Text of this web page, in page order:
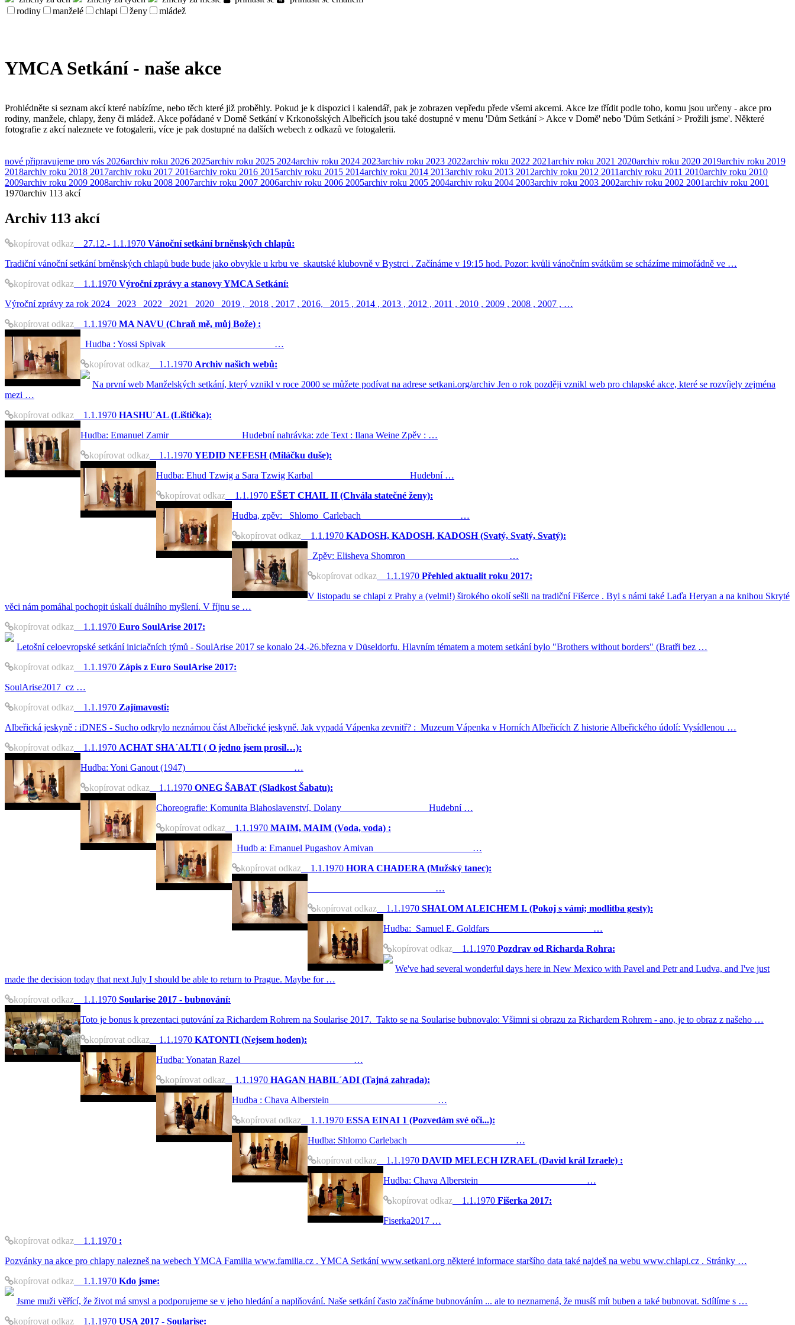
rodiny
manželé chlapi ženy mládež
YMCA Setkání - naše akce
Prohlédněte si seznam akcí které nabízíme, nebo těch které již proběhly. Pokud je k dispozici i kalendář, pak je zobrazen vepředu přede všemi akcemi. Akce lze třídit podle toho, komu jsou určeny - akce pro
rodiny, manžele, chlapy, ženy či mládež. Akce pořádané v Domě Setkání v Krkonošských Albeřicích jsou také dostupné v menu 'Dům Setkání > Akce v Domě' nebo 'Dům Setkání > Prožili jsme'. Některé
fotografie z akcí naleznete ve fotogalerii, více je pak dostupné na dalších webech z odkazů ve fotogalerii.
nové připravujeme pro vás 2026archiv roku 2026 2025archiv roku 2025 2024archiv roku 2024 2023archiv roku 2023 2022archiv roku 2022 2021archiv roku 2021 2020archiv roku 2020 2019archiv roku 2019
2018archiv roku 2018 2017archiv roku 2017 2016archiv roku 2016 2015archiv roku 2015 2014archiv roku 2014 2013archiv roku 2013 2012archiv roku 2012 2011archiv roku 2011 2010archiv roku 2010
2009archiv roku 2009 2008archiv roku 2008 2007archiv roku 2007 2006archiv roku 2006 2005archiv roku 2005 2004archiv roku 2004 2003archiv roku 2003 2002archiv roku 2002 2001archiv roku 2001
1970archiv 113 akcí
Archiv 113 akcí
kopírovat odkaz 27.12.- 1.1.1970 Vánoční setkání brněnských chlapů:
Tradiční vánoční setkání brněnských chlapů bude bude jako obvykle u krbu ve skautské klubovně v Bystrci . Začínáme v 19:15 hod. Pozor: kvůli vánočním svátkům se scházíme mimořádně ve …
kopírovat odkaz 1.1.1970 Výroční zprávy a stanovy YMCA Setkání:
Výroční zprávy za rok 2024 2023 2022 2021 2020 2019 , 2018 , 2017 , 2016, 2015 , 2014 , 2013 , 2012 , 2011 , 2010 , 2009 , 2008 , 2007 , …
kopírovat odkaz 1.1.1970 MA NAVU (Chraň mě, můj Bože) :
Hudba : Yossi Spivak …
kopírovat odkaz 1.1.1970 Archiv našich webů:
Na první web Manželských setkání, který vznikl v roce 2000 se můžete podívat na adrese setkani.org/archiv Jen o rok později vznikl web pro chlapské akce, které se rozvíjely zejména
mezi …
kopírovat odkaz 1.1.1970 HASHU´AL (Lištička):
Hudba: Emanuel Zamir Hudební nahrávka: zde Text : Ilana Weine Zpěv : …
kopírovat odkaz 1.1.1970 YEDID NEFESH (Miláčku duše):
Hudba: Ehud Tzwig a Sara Tzwig Karbal Hudební …
kopírovat odkaz 1.1.1970 EŠET CHAIL II (Chvála statečné ženy):
Hudba, zpěv: Shlomo Carlebach …
kopírovat odkaz 1.1.1970 KADOSH, KADOSH, KADOSH (Svatý, Svatý, Svatý):
Zpěv: Elisheva Shomron …
kopírovat odkaz 1.1.1970 Přehled aktualit roku 2017:
V listopadu se chlapi z Prahy a (velmi!) širokého okolí sešli na tradiční Fišerce . Byl s námi také Laďa Heryan a na knihou Skryté
věci nám pomáhal pochopit úskalí duálního myšlení. V říjnu se …
kopírovat odkaz 1.1.1970 Euro SoulArise 2017:
Letošní celoevropské setkání iniciačních týmů - SoulArise 2017 se konalo 24.-26.března v Düseldorfu. Hlavním tématem a motem setkání bylo "Brothers without borders" (Bratři bez …
kopírovat odkaz 1.1.1970 Zápis z Euro SoulArise 2017:
SoulArise2017_cz …
kopírovat odkaz 1.1.1970 Zajímavosti:
Albeřická jeskyně : iDNES - Sucho odkrylo neznámou část Albeřické jeskyně. Jak vypadá Vápenka zevnitř? : Muzeum Vápenka v Horních Albeřicích Z historie Albeřického údolí: Vysídlenou …
kopírovat odkaz 1.1.1970 ACHAT SHA´ALTI ( O jedno jsem prosil…):
Hudba: Yoni Ganout (1947) …
kopírovat odkaz 1.1.1970 ONEG ŠABAT (Sladkost Šabatu):
Choreografie: Komunita Blahoslavenství, Dolany Hudební …
kopírovat odkaz 1.1.1970 MAIM, MAIM (Voda, voda) :
Hudb a: Emanuel Pugashov Amivan …
kopírovat odkaz 1.1.1970 HORA CHADERA (Mužský tanec):
…
kopírovat odkaz 1.1.1970 SHALOM ALEICHEM I. (Pokoj s vámi; modlitba gesty):
Hudba: Samuel E. Goldfars …
kopírovat odkaz 1.1.1970 Pozdrav od Richarda Rohra:
We've had several wonderful days here in New Mexico with Pavel and Petr and Ludva, and I've just
made the decision today that next July I should be able to return to Prague. Maybe for …
kopírovat odkaz 1.1.1970 Soularise 2017 - bubnování:
Toto je bonus k prezentaci putování za Richardem Rohrem na Soularise 2017. Takto se na Soularise bubnovalo: Všimni si obrazu za Richardem Rohrem - ano, je to obraz z našeho …
kopírovat odkaz 1.1.1970 KATONTI (Nejsem hoden):
Hudba: Yonatan Razel …
kopírovat odkaz 1.1.1970 HAGAN HABIL´ADI (Tajná zahrada):
Hudba : Chava Alberstein …
kopírovat odkaz 1.1.1970 ESSA EINAI 1 (Pozvedám své oči...):
Hudba: Shlomo Carlebach …
kopírovat odkaz 1.1.1970 DAVID MELECH IZRAEL (David král Izraele) :
Hudba: Chava Alberstein …
kopírovat odkaz 1.1.1970 Fišerka 2017:
Fiserka2017 …
kopírovat odkaz 1.1.1970 :
Pozvánky na akce pro chlapy nalezneš na webech YMCA Familia www.familia.cz . YMCA Setkání www.setkani.org některé informace staršího data také najdeš na webu www.chlapi.cz . Stránky …
kopírovat odkaz 1.1.1970 Kdo jsme:
Jsme muži věřící, že život má smysl a podporujeme se v jeho hledání a naplňování. Naše setkání často začínáme bubnováním ... ale to neznamená, že musíš mít buben a také bubnovat. Sdílíme s …
kopírovat odkaz 1.1.1970 USA 2017 - Soularise: